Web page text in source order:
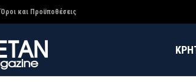
Όροι και Προϋποθέσεις